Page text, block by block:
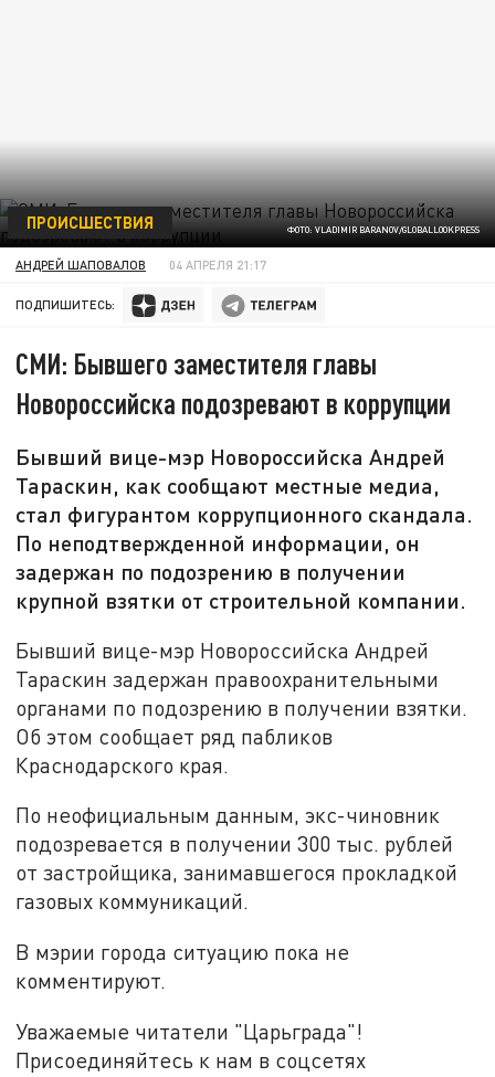
ФОТО: VLADIMIR BARANOV/GLOBALLOOKPRESS
ПРОИСШЕСТВИЯ
АНДРЕЙ ШАПОВАЛОВ 04 АПРЕЛЯ 21:17
ПОДПИШИТЕСЬ:
СМИ: Бывшего заместителя главы
Новороссийска подозревают в коррупции
Бывший вице-мэр Новороссийска Андрей
Тараскин, как сообщают местные медиа,
стал фигурантом коррупционного скандала.
По неподтвержденной информации, он
задержан по подозрению в получении
крупной взятки от строительной компании.
Бывший вице-мэр Новороссийска Андрей
Тараскин задержан правоохранительными
органами по подозрению в получении взятки.
Об этом сообщает ряд пабликов
Краснодарского края.
По неофициальным данным, экс-чиновник
подозревается в получении 300 тыс. рублей
от застройщика, занимавшегося прокладкой
газовых коммуникаций.
В мэрии города ситуацию пока не
комментируют.
Уважаемые читатели "Царьграда"!
Присоединяйтесь к нам в соцсетях